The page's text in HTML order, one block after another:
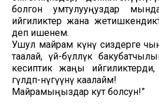
болгон умтулууңуздар
ийгиликтер жана
деп ишенем.
Ушул майрам күнү сиздерге
таалай, үй-бүлөлүк
кесиптик жаңы ийгиликтерди,
гүлдөп-өнүгүүнү каалайм!
Майрамыңыздар кут болсун!”